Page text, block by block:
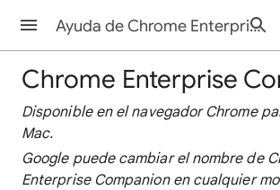
Ayuda de Chrome Enterprise and Education
Chrome Enterprise
Disponible en el navegador Chrome
Mac.
Google puede cambiar el nombre de
Enterprise Companion en cualquier